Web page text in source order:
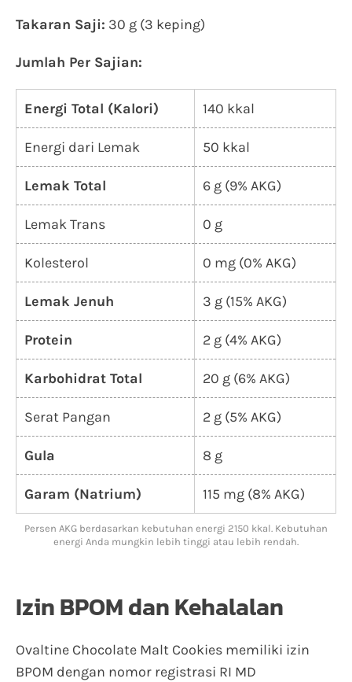
Takaran Saji: 30 g (3 keping)
Jumlah Per Sajian:
Energi Total (Kalori) 140 kkal
Energi dari Lemak 50 kkal
Lemak Total 6 g (9% AKG)
Lemak Trans 0 g
Kolesterol 0 mg (0% AKG)
Lemak Jenuh 3 g (15% AKG)
Protein 2 g (4% AKG)
Karbohidrat Total 20 g (6% AKG)
Serat Pangan 2 g (5% AKG)
Gula 8 g
Garam (Natrium) 115 mg (8% AKG)
Persen AKG berdasarkan kebutuhan energi 2150 kkal. Kebutuhan
energi Anda mungkin lebih tinggi atau lebih rendah.
Izin BPOM dan Kehalalan
Ovaltine Chocolate Malt Cookies memiliki izin
BPOM dengan nomor registrasi RI MD